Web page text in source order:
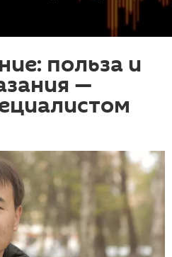
польза и
—